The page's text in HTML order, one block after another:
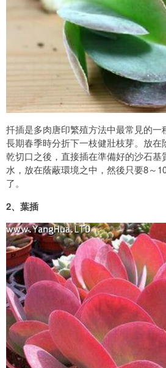
扦插是多肉唐印繁殖方法中最常見的一
長期春季時分折下一枝健壯枝芽。放在
乾切口之後，直接插在準備好的沙石基
水，放在蔭蔽環境之中，然後只要8～
了。
2、葉插